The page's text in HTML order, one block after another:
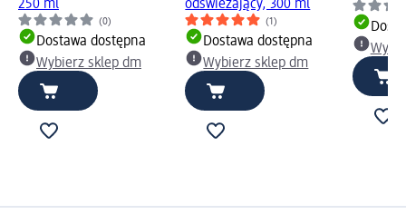
250 ml
(0)
Dostawa dostępna
Wybierz sklep dm
odświeżający, 300 ml
(1)
Dostawa dostępna
Wybierz sklep dm